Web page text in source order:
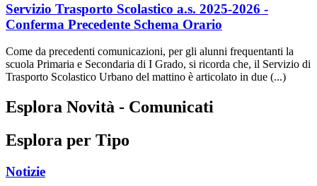
Servizio Trasporto Scolastico a.s. 2025-2026 -
Conferma Precedente Schema Orario
Come da precedenti comunicazioni, per gli alunni frequentanti la
scuola Primaria e Secondaria di I Grado, si ricorda che, il Servizio di
Trasporto Scolastico Urbano del mattino è articolato in due (...)
Esplora Novità - Comunicati
Esplora per Tipo
Notizie